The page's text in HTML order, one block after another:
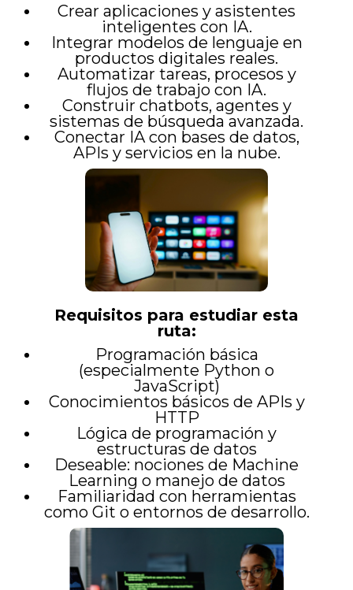
Crear aplicaciones y asistentes
inteligentes con IA.
Integrar modelos de lenguaje en
productos digitales reales.
Automatizar tareas, procesos y
flujos de trabajo con IA.
Construir chatbots, agentes y
sistemas de búsqueda avanzada.
Conectar IA con bases de datos,
APIs y servicios en la nube.
Requisitos para estudiar esta
ruta:
Programación básica
(especialmente Python o
JavaScript)
Conocimientos básicos de APIs y
HTTP
Lógica de programación y
estructuras de datos
Deseable: nociones de Machine
Learning o manejo de datos
Familiaridad con herramientas
como Git o entornos de desarrollo.